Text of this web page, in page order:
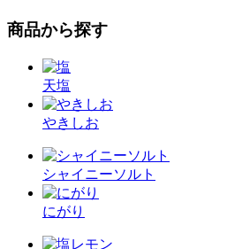
商品から探す
天塩
やきしお
シャイニーソルト
にがり